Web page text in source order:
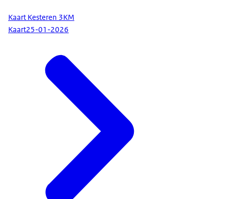
Kaart Kesteren 3KM
Kaart25-01-2026